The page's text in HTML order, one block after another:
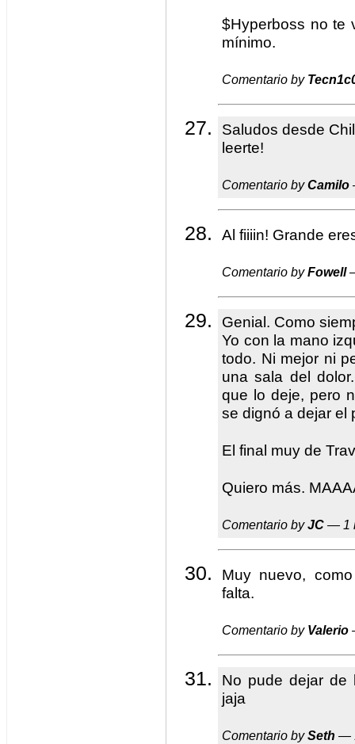
$Hyperboss no te
mínimo.
Comentario by
Saludos desde
leerte!
Comentario byCamilo
Al fiiiin! Grande
Comentario byFowell
Genial. Como
Yo con la mano
todo. Ni mejor ni
una sala del
que lo deje, pero
se dignó a dejar el
El final muy de
Quiero más.
Comentario byJC — 1
Muy nuevo,
falta.
Comentario by Valerio
No pude dejar de
jaja
Comentario bySeth —